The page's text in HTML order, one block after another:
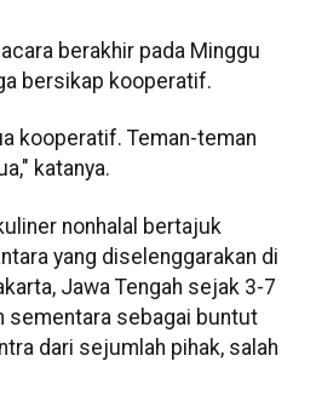
berakhir pada Minggu
bersikap kooperatif.
kooperatif. Teman-teman
katanya.
nonhalal bertajuk
yang diselenggarakan di
Jawa Tengah sejak 3-7
sementara sebagai buntut
dari sejumlah pihak, salah